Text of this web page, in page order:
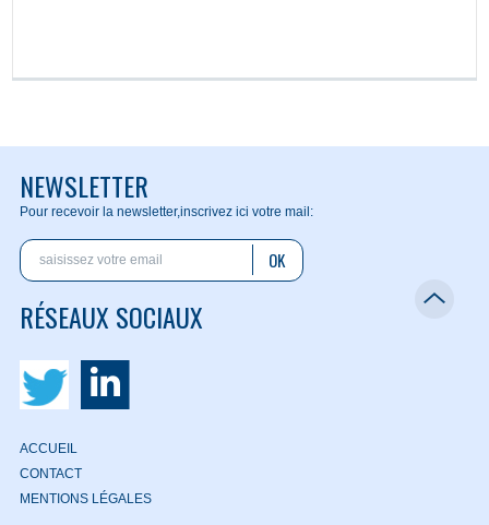
NEWSLETTER
Pour recevoir la newsletter,inscrivez ici votre mail:
OK
RÉSEAUX SOCIAUX
ACCUEIL
CONTACT
MENTIONS LÉGALES